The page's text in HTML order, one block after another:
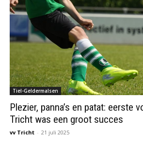
Tiel-Geldermalsen
Plezier, panna’s en patat: eerste
Tricht was een groot succes
vv Tricht - 21 juli 2025